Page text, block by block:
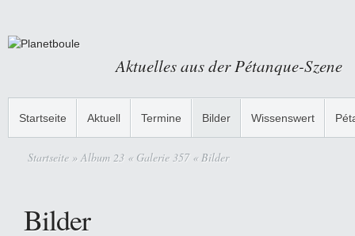
Aktuelles aus der Pétanque-Szene
Startseite Aktuell Termine Bilder Wissenswert
Startseite » Album 23 « Galerie 357 « Bilder
Bilder